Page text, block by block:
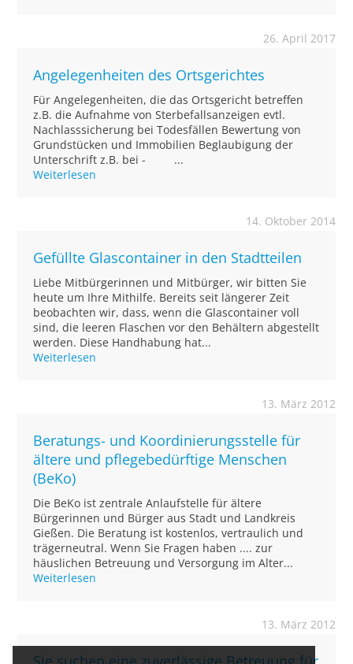
26. April 2017
Angelegenheiten des Ortsgerichtes
Für Angelegenheiten, die das Ortsgericht betreffen
z.B. die Aufnahme von Sterbefallsanzeigen evtl.
Nachlasssicherung bei Todesfällen Bewertung von
Grundstücken und Immobilien Beglaubigung der
Unterschrift z.B. bei - ...
Weiterlesen
14. Oktober 2014
Gefüllte Glascontainer in den Stadtteilen
Liebe Mitbürgerinnen und Mitbürger, wir bitten Sie
heute um Ihre Mithilfe. Bereits seit längerer Zeit
beobachten wir, dass, wenn die Glascontainer voll
sind, die leeren Flaschen vor den Behältern abgestellt
werden. Diese Handhabung hat...
Weiterlesen
13. März 2012
Beratungs- und Koordinierungsstelle für
ältere und pflegebedürftige Menschen
(BeKo)
Die BeKo ist zentrale Anlaufstelle für ältere
Bürgerinnen und Bürger aus Stadt und Landkreis
Gießen. Die Beratung ist kostenlos, vertraulich und
trägerneutral. Wenn Sie Fragen haben .... zur
häuslichen Betreuung und Versorgung im Alter...
Weiterlesen
13. März 2012